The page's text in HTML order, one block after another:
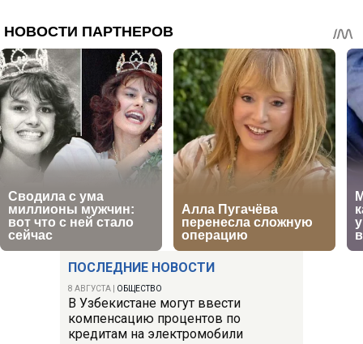
ПОСЛЕДНИЕ НОВОСТИ
8 АВГУСТА ОБЩЕСТВО
В Узбекистане могут ввести
компенсацию процентов по
кредитам на электромобили